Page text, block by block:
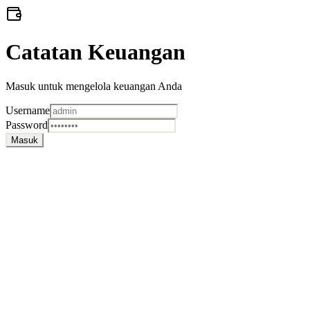
Catatan Keuangan
Masuk untuk mengelola keuangan Anda
Username
Password
Masuk